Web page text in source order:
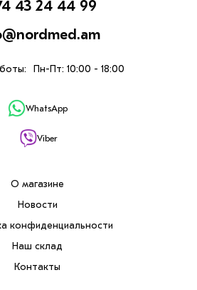
43 24 44 99
Пн-Пт: 10:00 - 18:00
WhatsApp
Viber
О магазине
Новости
конфиденциальности
Наш склад
Контакты